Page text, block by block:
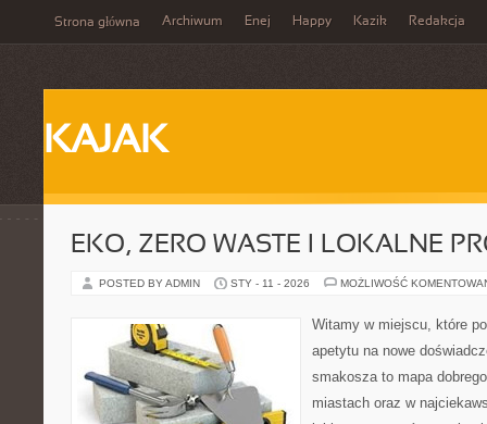
Strona główna Archiwum Enej Happy Kazik Redakcja
KAJAK
EKO, ZERO WASTE I LOKALNE
POSTED BY ADMIN STY - 11 - 2026 MOŻLIWOŚĆ
Witamy w miejscu, które
apetytu na nowe
smakosza to mapa
miastach oraz w